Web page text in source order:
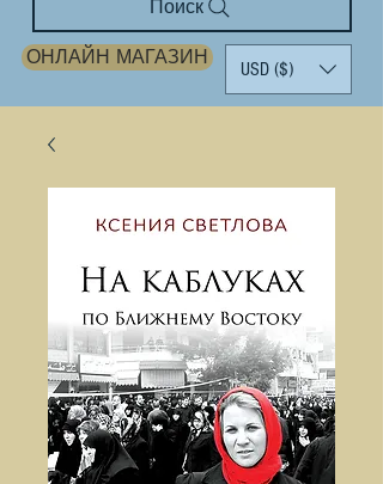
ОНЛАЙН МАГАЗИН
USD ($)
Поиск